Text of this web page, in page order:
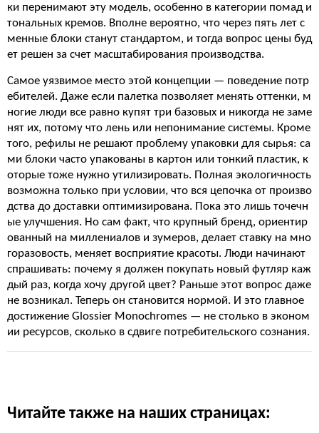
ки перенимают эту модель, особенно в категории помад и
тональных кремов. Вполне вероятно, что через пять лет с
менные блоки станут стандартом, и тогда вопрос цены буд
ет решен за счет масштабирования производства.
Самое уязвимое место этой концепции — поведение потр
ебителей. Даже если палетка позволяет менять оттенки, м
ногие люди все равно купят три базовых и никогда не заме
нят их, потому что лень или непонимание системы. Кроме
того, рефилы не решают проблему упаковки для сырья: са
ми блоки часто упакованы в картон или тонкий пластик, к
оторые тоже нужно утилизировать. Полная экологичность
возможна только при условии, что вся цепочка от произво
дства до доставки оптимизирована. Пока это лишь точечн
ые улучшения. Но сам факт, что крупный бренд, ориентир
ованный на миллениалов и зумеров, делает ставку на мно
горазовость, меняет восприятие красоты. Люди начинают
спрашивать: почему я должен покупать новый футляр каж
дый раз, когда хочу другой цвет? Раньше этот вопрос даже
не возникал. Теперь он становится нормой. И это главное
достижение Glossier Monochromes — не столько в эконом
ии ресурсов, сколько в сдвиге потребительского сознания.
Читайте также на наших страницах: